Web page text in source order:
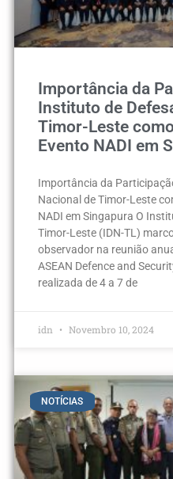
Importância da
Instituto de
Timor-Leste
Evento NADI em
Importância da
Nacional de Timor-Leste
NADI em Singapura O
Timor-Leste (IDN-TL)
observador na reunião
ASEAN Defence and
realizada de 4 a 7 de
idn Novembro 10, 2024
NOTÍCIAS